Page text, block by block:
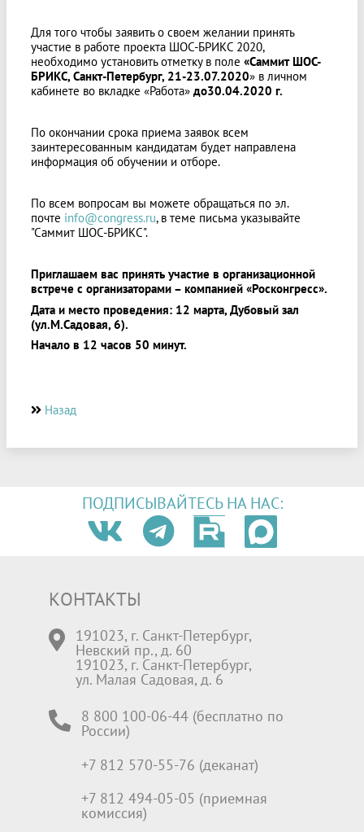
Для того чтобы заявить о своем желании принять
участие в работе проекта ШОС-БРИКС 2020,
необходимо установить отметку в поле «Саммит ШОС-
БРИКС, Санкт-Петербург, 21-23.07.2020» в личном
кабинете во вкладке «Работа» до30.04.2020 г.
По окончании срока приема заявок всем
заинтересованным кандидатам будет направлена
информация об обучении и отборе.
По всем вопросам вы можете обращаться по эл.
почте info@congress.ru, в теме письма указывайте
"Саммит ШОС-БРИКС".
Приглашаем вас принять участие в организационной
встрече с организаторами – компанией «Росконгресс».
Дата и место проведения: 12 марта, Дубовый зал
(ул.М.Садовая, 6).
Начало в 12 часов 50 минут.
Назад
ПОДПИСЫВАЙТЕСЬ НА НАС:
КОНТАКТЫ
191023, г. Санкт-Петербург,
Невский пр., д. 60
191023, г. Санкт-Петербург,
ул. Малая Садовая, д. 6
8 800 100-06-44 (бесплатно по
России)
+7 812 570-55-76 (деканат)
+7 812 494-05-05 (приемная
комиссия)